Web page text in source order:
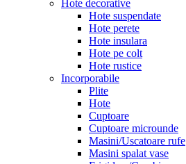
Hote decorative
Hote suspendate
Hote perete
Hote insulara
Hote pe colt
Hote rustice
Incorporabile
Plite
Hote
Cuptoare
Cuptoare microunde
Masini/Uscatoare rufe
Masini spalat vase